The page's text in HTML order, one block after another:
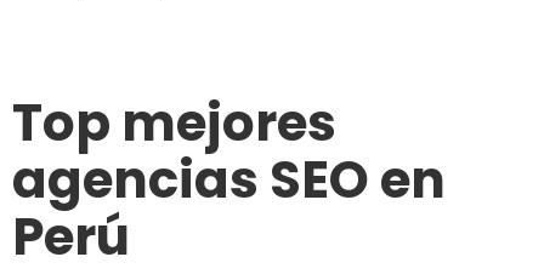
Top mejores
agencias SEO en
Perú